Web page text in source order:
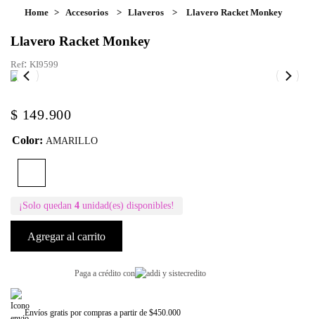
Accesorios Llaveros Llavero Racket Monkey
Llavero Racket Monkey
: KI9599
$ 149.900
Color: AMARILLO
¡Solo quedan 4 unidad(es) disponibles!
Agregar al carrito
Paga a crédito con
Envíos gratis por compras a partir de $450.000